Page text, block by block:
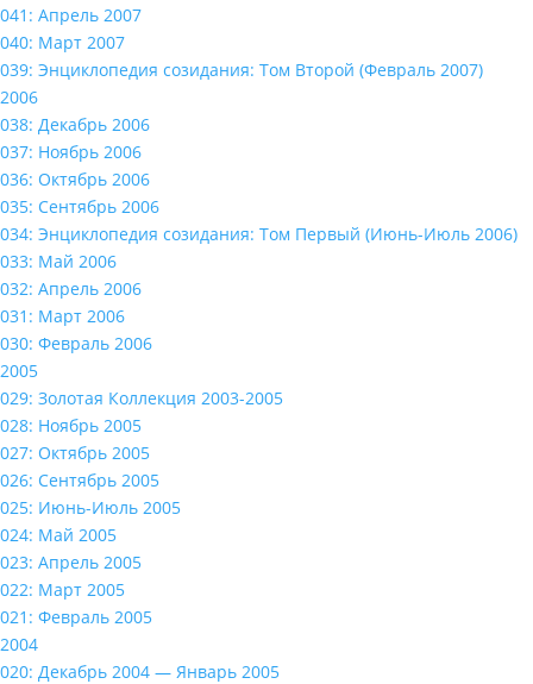
041: Апрель 2007
040: Март 2007
039: Энциклопедия созидания: Том Второй (Февраль 2007)
2006
038: Декабрь 2006
037: Ноябрь 2006
036: Октябрь 2006
035: Сентябрь 2006
034: Энциклопедия созидания: Том Первый (Июнь-Июль 2006)
033: Май 2006
032: Апрель 2006
031: Март 2006
030: Февраль 2006
2005
029: Золотая Коллекция 2003-2005
028: Ноябрь 2005
027: Октябрь 2005
026: Сентябрь 2005
025: Июнь-Июль 2005
024: Май 2005
023: Апрель 2005
022: Март 2005
021: Февраль 2005
2004
020: Декабрь 2004 — Январь 2005